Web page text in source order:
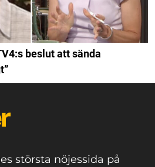
beslut att sända
största nöjessida på